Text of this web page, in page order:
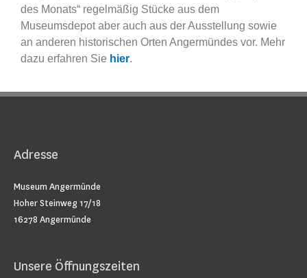
des Monats“ regelmäßig Stücke aus dem
Museumsdepot aber auch aus der Ausstellung sowie
an anderen historischen Orten Angermündes vor. Mehr
dazu erfahren Sie hier.
Adresse
Museum Angermünde
Hoher Steinweg 17/18
16278 Angermünde
Unsere Öffnungszeiten